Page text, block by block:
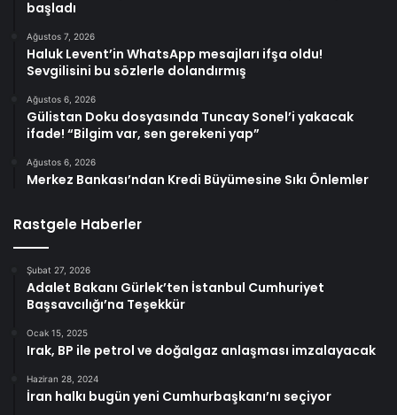
başladı
Ağustos 7, 2026
Haluk Levent’in WhatsApp mesajları ifşa oldu!
Sevgilisini bu sözlerle dolandırmış
Ağustos 6, 2026
Gülistan Doku dosyasında Tuncay Sonel’i yakacak
ifade! “Bilgim var, sen gerekeni yap”
Ağustos 6, 2026
Merkez Bankası’ndan Kredi Büyümesine Sıkı Önlemler
Rastgele Haberler
Şubat 27, 2026
Adalet Bakanı Gürlek’ten İstanbul Cumhuriyet
Başsavcılığı’na Teşekkür
Ocak 15, 2025
Irak, BP ile petrol ve doğalgaz anlaşması imzalayacak
Haziran 28, 2024
İran halkı bugün yeni Cumhurbaşkanı’nı seçiyor